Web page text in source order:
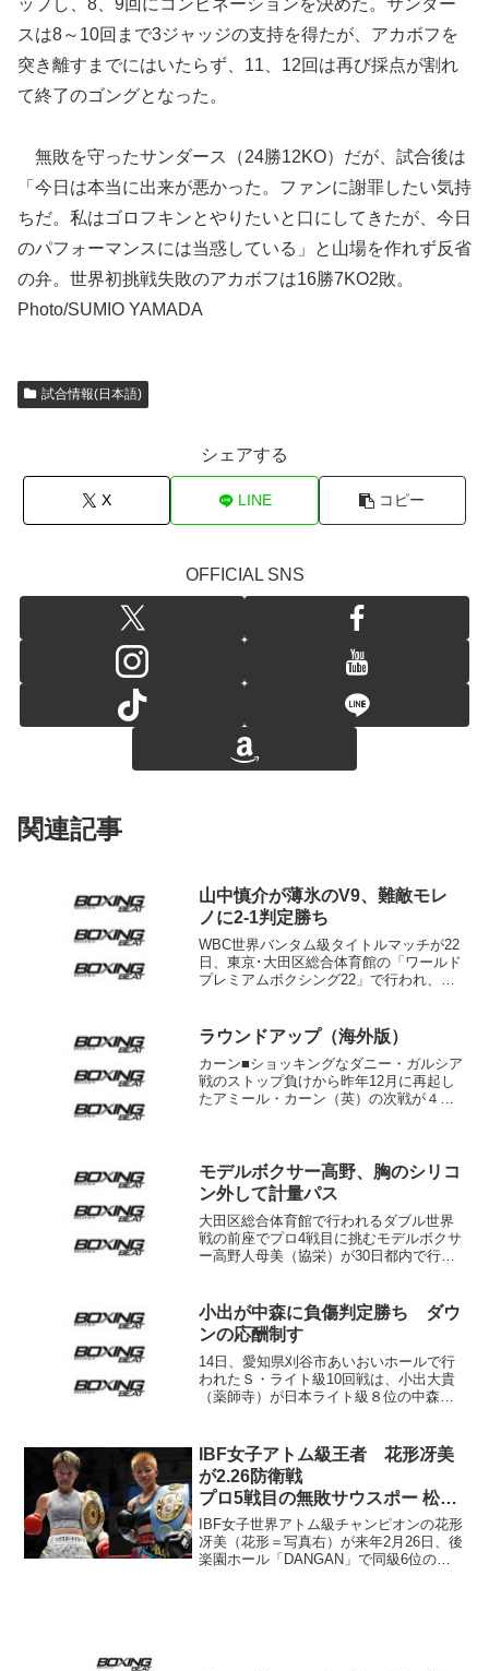
スは8～10回まで3ジャッジの支持を得たが、アカボフを
突き離すまでにはいたらず、11、12回は再び採点が割れ
て終了のゴングとなった。
無敗を守ったサンダース（24勝12KO）だが、試合後は
「今日は本当に出来が悪かった。ファンに謝罪したい気持
ちだ。私はゴロフキンとやりたいと口にしてきたが、今日
のパフォーマンスには当惑している」と山場を作れず反省
の弁。世界初挑戦失敗のアカボフは16勝7KO2敗。
Photo/SUMIO YAMADA
試合情報(日本語)
シェアする
X LINE コピー
OFFICIAL SNS
関連記事
山中慎介が薄氷のV9、難敵モレ
ノに2-1判定勝ち
WBC世界バンタム級タイトルマッチが22
日、東京･大田区総合体育館の「ワールド
プレミアムボクシング22」で行われ、王
9度目の防衛に成功した。スコアは115-
113...
ラウンドアップ（海外版）
カーン■ショッキングなダニー・ガルシア
戦のストップ負けから昨年12月に再起し
たアミール・カーン（英）の次戦が４月
リオ“キッド”ディ...
モデルボクサー高野、胸のシリコ
ン外して計量パス
大田区総合体育館で行われるダブル世界
戦の前座でプロ4戦目に挑むモデルボクサ
ー高野人母美（協栄）が30日都内で行わ
クリアするなど、通常の計量会場では見
られないシーンを連発し...
小出が中森に負傷判定勝ち ダウ
ンの応酬制す
14日、愛知県刈谷市あいおいホールで行
われたＳ・ライト級10回戦は、小出大貴
（薬師寺）が日本ライト級８位の中森宏
2010年９月（中森の７回ＴＫＯ勝ち）以
来...
IBF女子アトム級王者 花形冴美
が2.26防衛戦
プロ5戦目の無敗サウスポー 松田
恵里が挑戦
IBF女子世界アトム級チャンピオンの花形
冴美（花形＝写真右）が来年2月26日、後
楽園ホール「DANGAN」で同級6位の松